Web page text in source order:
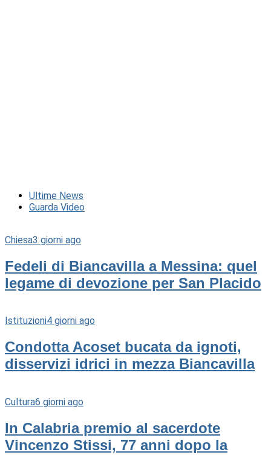
Ultime News
Guarda Video
Chiesa3 giorni ago
Fedeli di Biancavilla a Messina: quel
legame di devozione per San Placido
Istituzioni4 giorni ago
Condotta Acoset bucata da ignoti,
disservizi idrici in mezza Biancavilla
Cultura6 giorni ago
In Calabria premio al sacerdote
Vincenzo Stissi, 77 anni dopo la